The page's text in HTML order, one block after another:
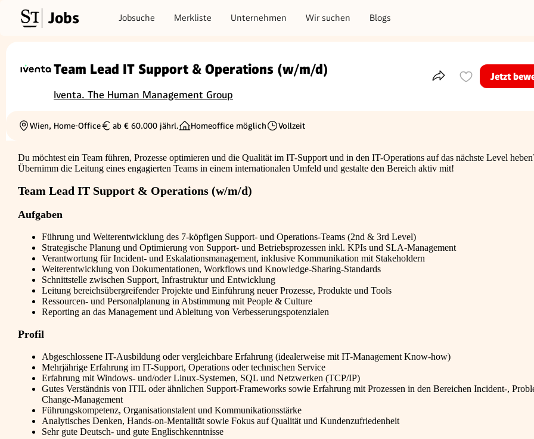
Jobs Jobsuche Merkliste Unternehmen Wir suchen Blogs
Team Lead IT Support & Operations (w/m/d)
Iventa. The Human Management Group
Teile dieses Inserat
Jetzt
Ortschaft
Wien, Home-Office
Gehalt
ab € 60.000 jährl. Homeoffice möglich
Beschäftigungsart
Vollzeit
Du möchtest ein Team führen, Prozesse optimieren und die Qualität im IT-Support und in den IT-Operations auf das nächste Level
Übernimm die Leitung eines engagierten Teams in einem internationalen Umfeld und gestalte den Bereich aktiv mit!
Team Lead IT Support & Operations (w/m/d)
Aufgaben
Führung und Weiterentwicklung des 7-köpfigen Support- und Operations-Teams (2nd & 3rd Level)
Strategische Planung und Optimierung von Support- und Betriebsprozessen inkl. KPIs und SLA-Management
Verantwortung für Incident- und Eskalationsmanagement, inklusive Kommunikation mit Stakeholdern
Weiterentwicklung von Dokumentationen, Workflows und Knowledge-Sharing-Standards
Schnittstelle zwischen Support, Infrastruktur und Entwicklung
Leitung bereichsübergreifender Projekte und Einführung neuer Prozesse, Produkte und Tools
Ressourcen- und Personalplanung in Abstimmung mit People & Culture
Reporting an das Management und Ableitung von Verbesserungspotenzialen
Profil
Abgeschlossene IT-Ausbildung oder vergleichbare Erfahrung (idealerweise mit IT-Management Know-how)
Mehrjährige Erfahrung im IT-Support, Operations oder technischen Service
Erfahrung mit Windows- und/oder Linux-Systemen, SQL und Netzwerken (TCP/IP)
Gutes Verständnis von ITIL oder ähnlichen Support-Frameworks sowie Erfahrung mit Prozessen in den Bereichen Incident-,
Change-Management
Führungskompetenz, Organisationstalent und Kommunikationsstärke
Analytisches Denken, Hands-on-Mentalität sowie Fokus auf Qualität und Kundenzufriedenheit
Sehr gute Deutsch- und gute Englischkenntnisse